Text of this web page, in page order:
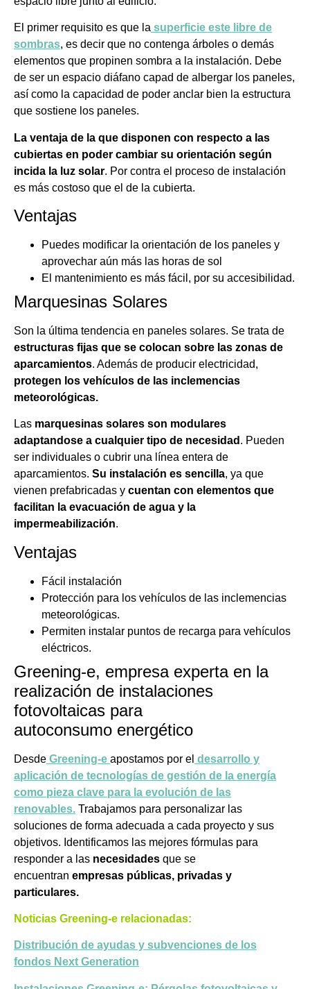
El primer requisito es que la superficie este libre de
sombras, es decir que no contenga árboles o demás
elementos que propinen sombra a la instalación. Debe
de ser un espacio diáfano capad de albergar los paneles,
así como la capacidad de poder anclar bien la estructura
que sostiene los paneles.
La ventaja de la que disponen con respecto a las
cubiertas en poder cambiar su orientación según
incida la luz solar. Por contra el proceso de instalación
es más costoso que el de la cubierta.
Ventajas
Puedes modificar la orientación de los paneles y
aprovechar aún más las horas de sol
El mantenimiento es más fácil, por su accesibilidad.
Marquesinas Solares
Son la última tendencia en paneles solares. Se trata de
estructuras fijas que se colocan sobre las zonas de
aparcamientos. Además de producir electricidad,
protegen los vehículos de las inclemencias
meteorológicas.
Las marquesinas solares son modulares
adaptandose a cualquier tipo de necesidad . Pueden
ser individuales o cubrir una línea entera de
aparcamientos. Su instalación es sencilla, ya que
vienen prefabricadas y cuentan con elementos que
facilitan la evacuación de agua y la
impermeabilización.
Ventajas
Fácil instalación
Protección para los vehículos de las inclemencias
meteorológicas.
Permiten instalar puntos de recarga para vehículos
eléctricos.
Greening-e, empresa experta en la
realización de instalaciones
fotovoltaicas para
autoconsumo energético
Desde Greening-e apostamos por el desarrollo y
aplicación de tecnologías de gestión de la energía
como pieza clave para la evolución de las
renovables. Trabajamos para personalizar las
soluciones de forma adecuada a cada proyecto y sus
objetivos. Identificamos las mejores fórmulas para
responder a las necesidades que se
encuentran empresas públicas, privadas y
particulares.
Noticias Greening-e relacionadas:
Distribución de ayudas y subvenciones de los
fondos Next Generation